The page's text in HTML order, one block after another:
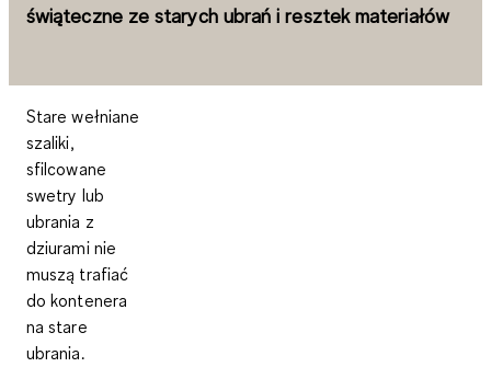
świąteczne ze starych ubrań i resztek materiałów
Stare wełniane
szaliki,
sfilcowane
swetry lub
ubrania z
dziurami nie
muszą trafiać
do kontenera
na stare
ubrania.